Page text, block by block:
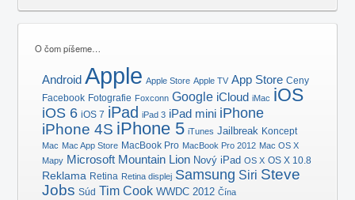
O čom píšeme…
Android Apple Apple Store Apple TV App Store Ceny
Facebook Fotografie Foxconn Google iCloud iMac iOS
iOS 6 iOS 7 iPad iPad 3 iPad mini iPhone
iPhone 4S iPhone 5 iTunes Jailbreak Koncept
Mac Mac App Store MacBook Pro MacBook Pro 2012 Mac OS X
Mapy Microsoft Mountain Lion Nový iPad OS X OS X 10.8
Reklama Retina Retina displej Samsung Siri Steve
Jobs Súd Tim Cook WWDC 2012 Čína